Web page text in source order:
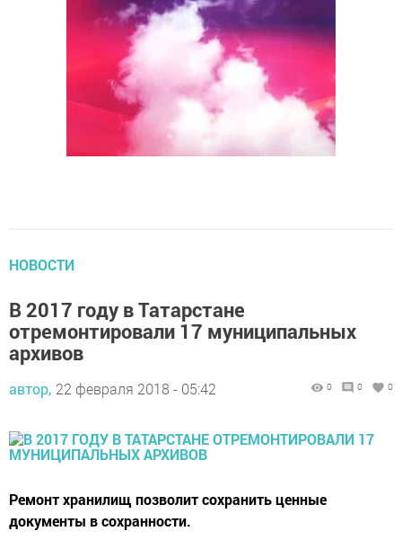
НОВОСТИ
В 2017 году в Татарстане
отремонтировали 17 муниципальных
архивов
автор, 22 февраля 2018 - 05:42 0 0 0
Ремонт хранилищ позволит сохранить ценные
документы в сохранности.